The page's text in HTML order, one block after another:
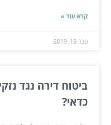
קרא עוד »
פבר 13, 2019
ביטוח דירה נגד
כדאי?